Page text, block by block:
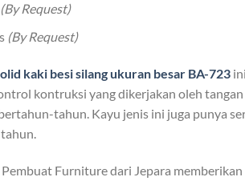
(By Request)
(By Request)
kaki besisilang ukuran besar BA-723
kontruksi yang dikerjakan oleh
tahun. Kayu jenis ini juga punya
Furniture dari Jepara